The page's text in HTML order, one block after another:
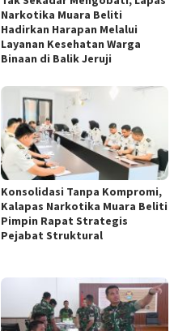
Narkotika Muara Beliti
Hadirkan Harapan Melalui
Layanan Kesehatan Warga
Binaan di Balik Jeruji
Konsolidasi Tanpa Kompromi,
Kalapas Narkotika Muara Beliti
Pimpin Rapat Strategis
Pejabat Struktural